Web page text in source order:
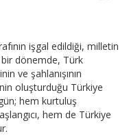
işgal edildiği, milletin
dönemde, Türk
ve şahlanışının
oluşturduğu Türkiye
hem kurtuluş
hem de Türkiye